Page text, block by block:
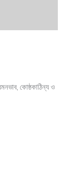
কোষ্ঠকাঠিন্য ও